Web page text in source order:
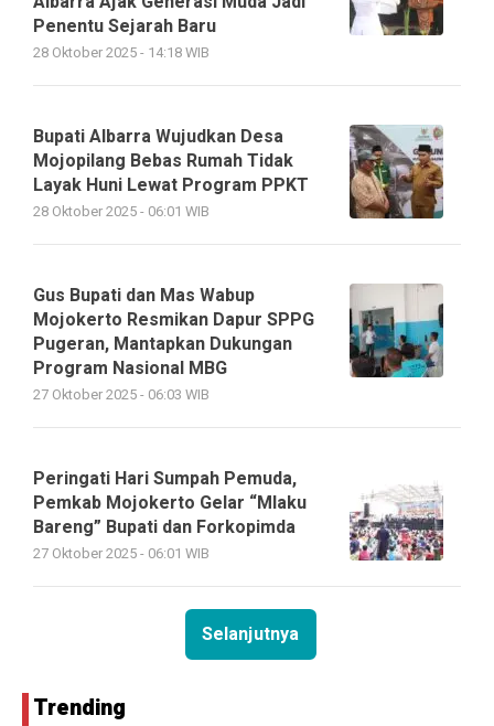
Penentu Sejarah Baru
28 Oktober 2025 - 14:18 WIB
Bupati Albarra Wujudkan Desa
Mojopilang Bebas Rumah Tidak
Layak Huni Lewat Program PPKT
28 Oktober 2025 - 06:01 WIB
Gus Bupati dan Mas Wabup
Mojokerto Resmikan Dapur SPPG
Pugeran, Mantapkan Dukungan
Program Nasional MBG
27 Oktober 2025 - 06:03 WIB
Peringati Hari Sumpah Pemuda,
Pemkab Mojokerto Gelar “Mlaku
Bareng” Bupati dan Forkopimda
27 Oktober 2025 - 06:01 WIB
Selanjutnya
Trending